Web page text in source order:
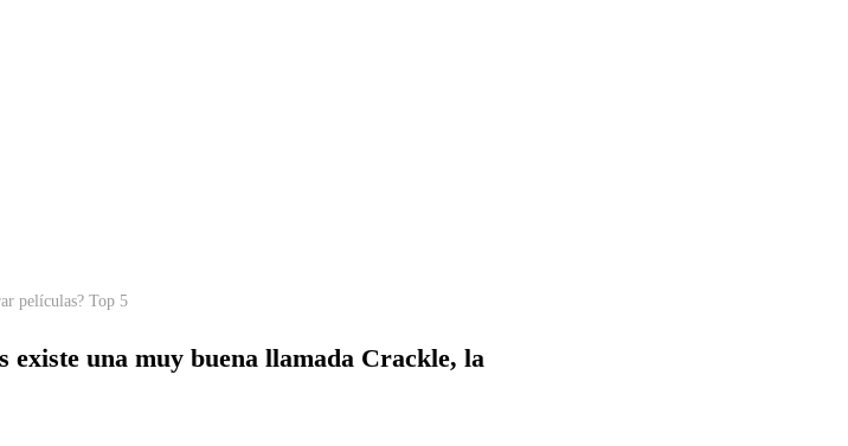
películas? Top 5
una muy buena llamada Crackle, la